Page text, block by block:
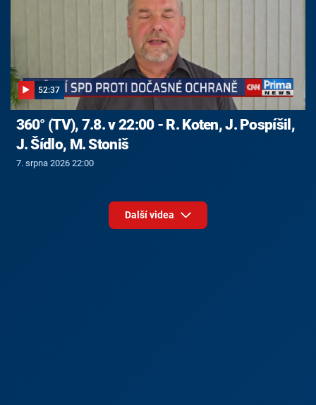
52:37
360° (TV), 7.8. v 22:00 - R. Koten, J. Pospíšil,
J. Šídlo, M. Stoniš
7. srpna 2026 22:00
Další videa